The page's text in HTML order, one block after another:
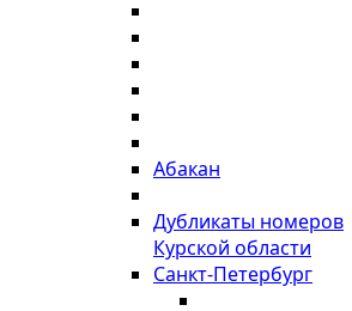
Абакан
Дубликаты номеров
Курской области
Санкт-Петербург